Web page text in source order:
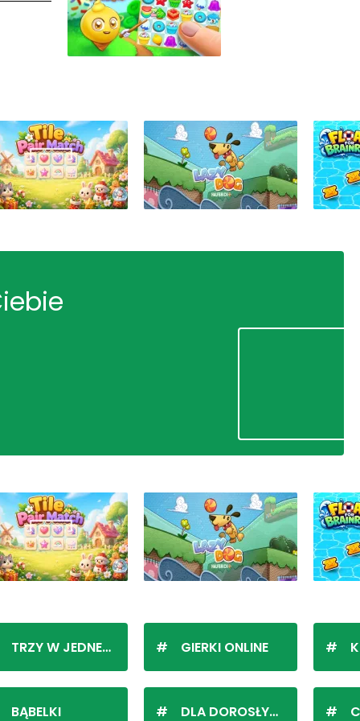
TRZY W JEDNEJ LINII
BĄBELKI
GIERKI ONLINE
DLA DOROSŁYCH